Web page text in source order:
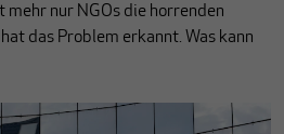
mehr nur NGOs die horrenden
das Problem erkannt. Was kann